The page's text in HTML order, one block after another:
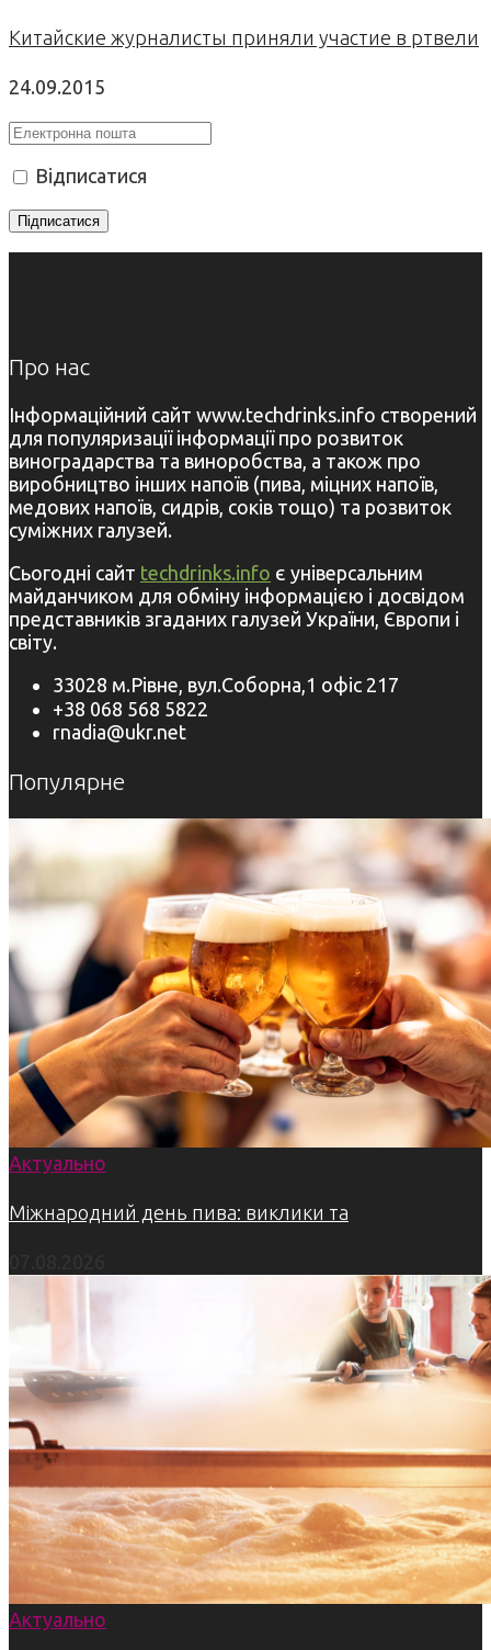
Китайские журналисты приняли участие в ртвели
24.09.2015
Відписатися
Про нас
Інформаційний сайт www.techdrinks.info створений
для популяризації інформації про розвиток
виноградарства та виноробства, а також про
виробництво інших напоїв (пива, міцних напоїв,
медових напоїв, сидрів, соків тощо) та розвиток
суміжних галузей.
Сьогодні сайт techdrinks.info є універсальним
майданчиком для обміну інформацією і досвідом
представників згаданих галузей України, Європи і
світу.
33028 м.Рівне, вул.Соборна,1 офіс 217
+38 068 568 5822
rnadia@ukr.net
Популярне
Актуально
Міжнародний день пива: виклики та
Актуально